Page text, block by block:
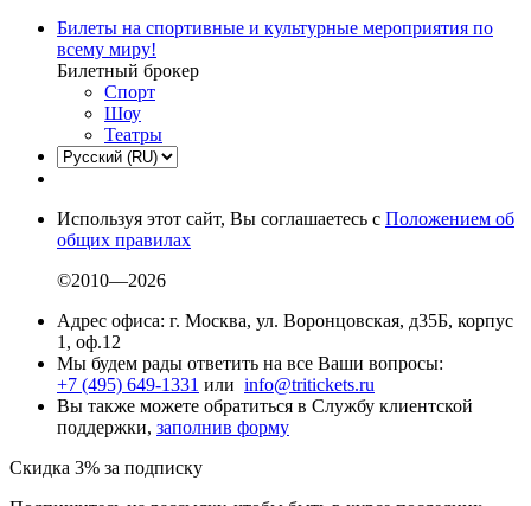
Билеты на спортивные и культурные мероприятия по
всему миру!
Билетный брокер
Спорт
Шоу
Театры
Используя этот сайт, Вы соглашаетесь с Положением об
общих правилах
©2010—2026
Адрес офиса: г. Москва, ул. Воронцовская, д35Б, корпус
1, оф.12
Мы будем рады ответить на все Ваши вопросы:
+7 (495) 649-1331 или info@tritickets.ru
Вы также можете обратиться в Службу клиентской
поддержки, заполнив форму
Скидка 3% за подписку